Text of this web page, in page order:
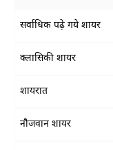
सर्वाधिक पढ़े गये शायर
क्लासिकी शायर
शायरात
नौजवान शायर